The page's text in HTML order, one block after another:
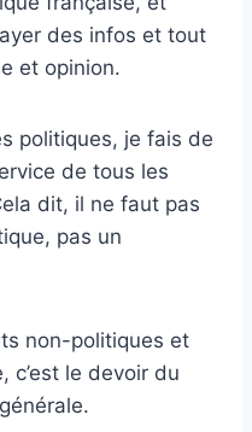
des infos et tout
et opinion.
politiques, je fais de
de tous les
dit, il ne faut pas
pas un
non-politiques et
c’est le devoir du